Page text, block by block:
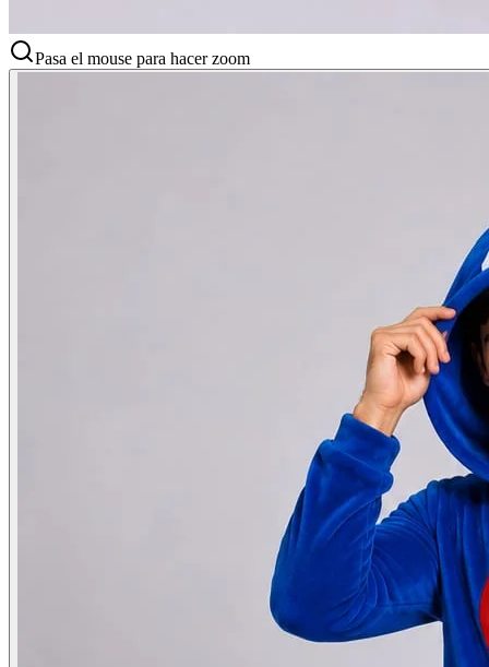
Pasa el mouse para hacer zoom